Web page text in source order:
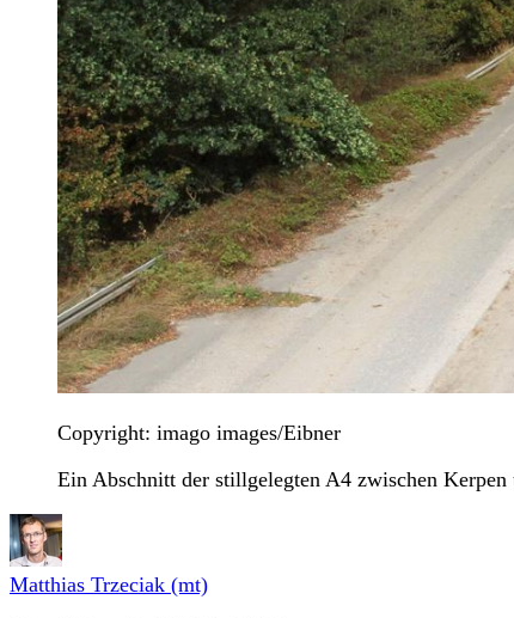
Copyright: imago images/Eibner
Ein Abschnitt der stillgelegten A4 zwischen
Matthias Trzeciak (mt)